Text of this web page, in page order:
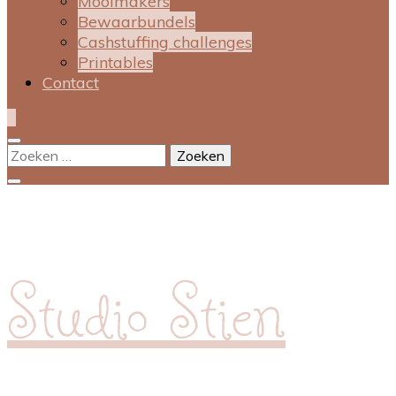
Bewaarbundels
Cashstuffing challenges
Printables
Contact
Zoeken
naar:
Studio Stien